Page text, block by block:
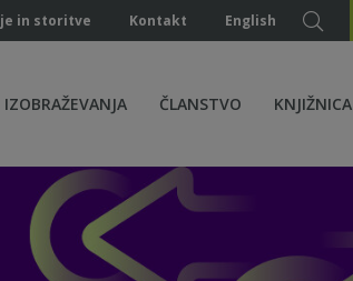
in storitve Kontakt English
IZOBRAŽEVANJA ČLANSTVO KNJIŽNICA